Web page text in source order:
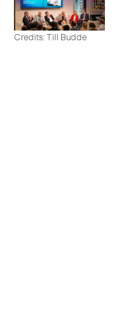
Credits: Till Budde